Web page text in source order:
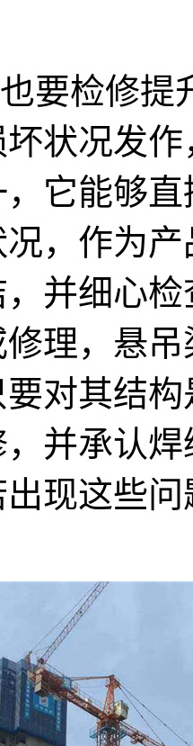
要检修提
状况发
它能够
，作为
并细心
理，悬
对其结
并承认
现这些